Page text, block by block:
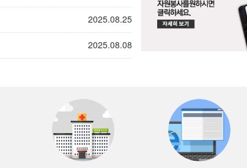
2025.08.25
2025.08.08